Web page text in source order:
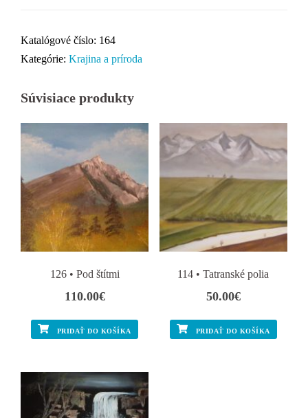
Katalógové číslo: 164
Kategórie: Krajina a príroda
Súvisiace produkty
126 • Pod štítmi
110.00€
PRIDAŤ DO KOŠÍKA
114 • Tatranské polia
50.00€
PRIDAŤ DO KOŠÍKA